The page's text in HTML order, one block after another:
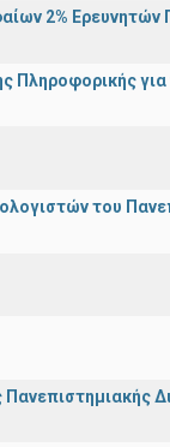
2% Ερευνητών
Πληροφορικής για
του